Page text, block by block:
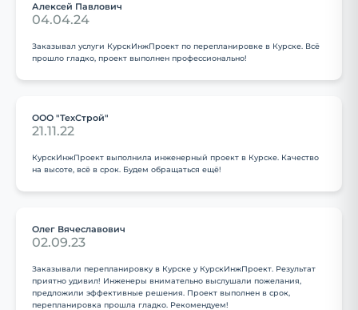
Алексей Павлович
04.04.24
Заказывал услуги КурскИнжПроект по перепланировке в Курске. Всё
прошло гладко, проект выполнен профессионально!
ООО "ТехСтрой"
21.11.22
КурскИнжПроект выполнила инженерный проект в Курске. Качество
на высоте, всё в срок. Будем обращаться ещё!
Олег Вячеславович
02.09.23
Заказывали перепланировку в Курске у КурскИнжПроект. Результат
приятно удивил! Инженеры внимательно выслушали пожелания,
предложили эффективные решения. Проект выполнен в срок,
перепланировка прошла гладко. Рекомендуем!